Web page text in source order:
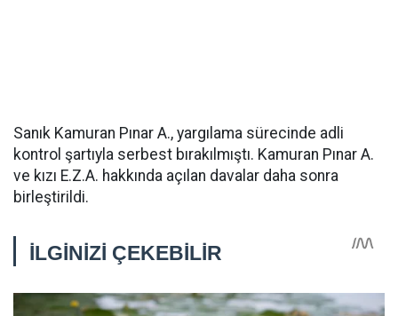
Sanık Kamuran Pınar A., yargılama sürecinde adli
kontrol şartıyla serbest bırakılmıştı. Kamuran Pınar A.
ve kızı E.Z.A. hakkında açılan davalar daha sonra
birleştirildi.